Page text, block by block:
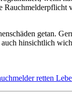
getan.
hinsichtlich
retten